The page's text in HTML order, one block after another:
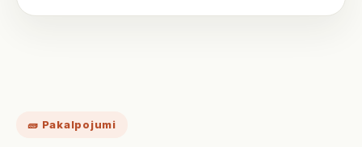
🧱 Pakalpojumi